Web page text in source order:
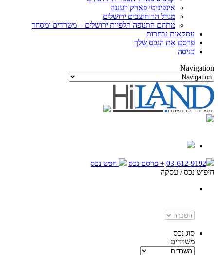
אינפיניטי פארק רעננה
מגדל הר חוצבים ירושלים
מתחם התנופה תלפיות ירושלים – משרדים ומסחר
עסקאות נבחרות
פרסם את הנכס שלך
כניסה
Navigation
03-612-9192
+ פרסם נכס
חפש נכס
חיפוש נכס / עסקה
סוג נכס
משרדים